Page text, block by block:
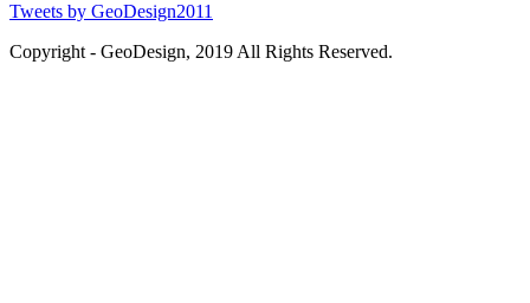
Tweets by GeoDesign2011
Copyright - GeoDesign, 2019 All Rights Reserved.